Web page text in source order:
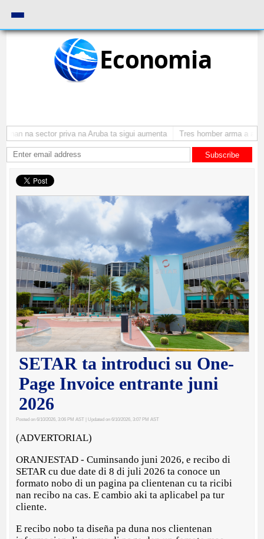
Economia
na sector priva na Aruba ta sigui aumenta Tres homber arma a
Subscribe
SETAR ta introduci su One-
Page Invoice entrante juni
2026
Posted on 6/10/2026, 3:06 PM AST | Updated on 6/10/2026, 3:07 PM AST
(ADVERTORIAL)
ORANJESTAD - Cuminsando juni 2026, e recibo di
SETAR cu due date di 8 di juli 2026 ta conoce un
formato nobo di un pagina pa clientenan cu ta ricibi
nan recibo na cas. E cambio aki ta aplicabel pa tur
cliente.
E recibo nobo ta diseña pa duna nos clientenan